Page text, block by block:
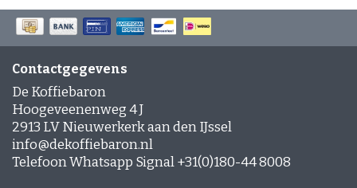
Contactgegevens
De Koffiebaron
Hoogeveenenweg 4 J
2913 LV Nieuwerkerk aan den IJssel
info@dekoffiebaron.nl
Telefoon Whatsapp Signal +31(0)180-44 8008